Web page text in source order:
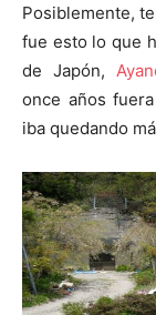
Posiblemente,
fue esto lo que
de Japón,
once años
iba quedando